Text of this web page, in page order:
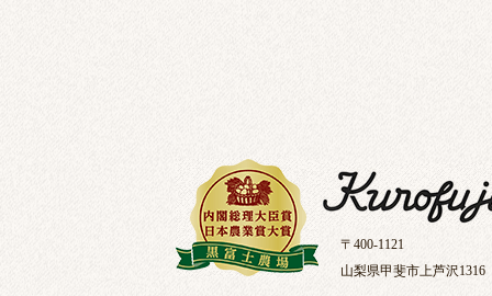
〒400-1121
山梨県甲斐市上芦沢1316